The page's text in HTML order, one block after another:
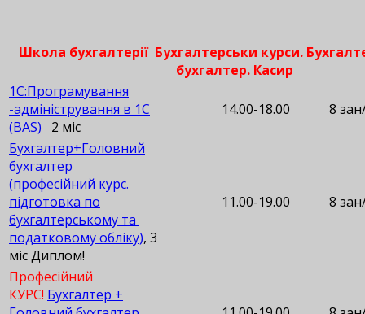
Школа бухгалтерії Бухгалтерськи курси.
бухгалтер. Касир
1С:Програмування
-адміністрування в 1С
(BAS)
2 міс
14.00-18.00 8
Бухгалтер+Головний
бухгалтер
(професійний курс.
підготовка по
бухгалтерському та
податковому обліку), 3
міс Диплом!
11.00-19.00 8
Професійний
КУРС! Бухгалтер +